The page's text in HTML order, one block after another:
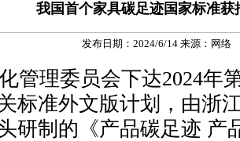
我国首个家具碳足迹国家标准获
发布日期：2024/6/14 来源： 网络
管理委员会下达2024年
标准外文版计划，由浙
研制的《产品碳足迹 产